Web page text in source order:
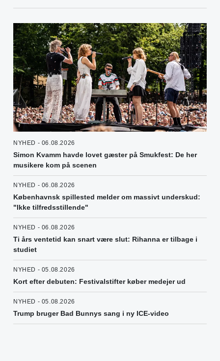
NYHED - 06.08.2026
Simon Kvamm havde lovet gæster på Smukfest: De her
musikere kom på scenen
NYHED - 06.08.2026
Københavnsk spillested melder om massivt underskud:
"Ikke tilfredsstillende"
NYHED - 06.08.2026
Ti års ventetid kan snart være slut: Rihanna er tilbage i
studiet
NYHED - 05.08.2026
Kort efter debuten: Festivalstifter køber medejer ud
NYHED - 05.08.2026
Trump bruger Bad Bunnys sang i ny ICE-video